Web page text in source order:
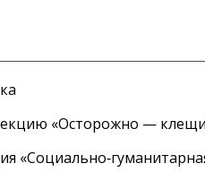
«Осторожно —